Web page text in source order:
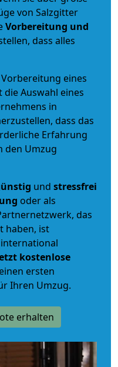
von Salzgitter
Vorbereitung und
dass alles
eines
Auswahl eines
in
dass das
Erfahrung
den Umzug
und stressfrei
oder als
das
haben, ist
kostenlose
ersten
Ihren Umzug.
erhalten